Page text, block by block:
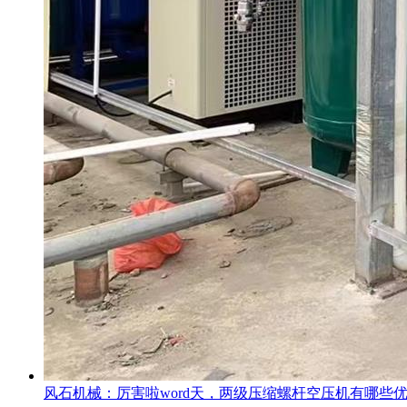
风石机械：厉害啦word天，两级压缩螺杆空压机有哪些